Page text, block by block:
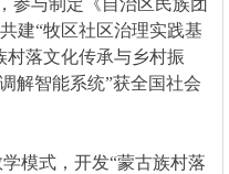
建“牧区社区治理实践基
村落文化传承与乡村振
解智能系统”获全国社会
模式，开发“蒙古族村落